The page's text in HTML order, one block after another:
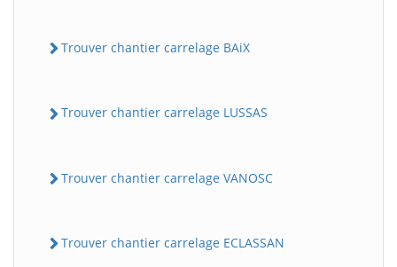
Trouver chantier carrelage BAiX
Trouver chantier carrelage LUSSAS
Trouver chantier carrelage VANOSC
Trouver chantier carrelage ECLASSAN